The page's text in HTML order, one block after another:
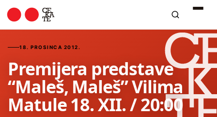
18. PROSINCA 2012.
Premijera predstave
“Maleš, Maleš” Vilima
Matule 18. XII. / 20:00